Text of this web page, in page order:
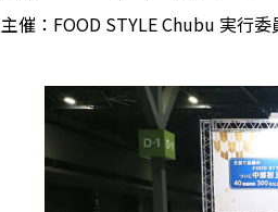
主催：FOOD STYLE Chubu 実行委